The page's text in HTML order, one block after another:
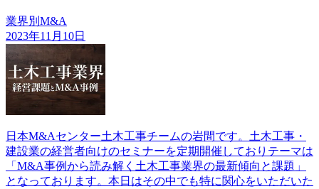
業界別M&A
2023年11月10日
日本M&Aセンター土木工事チームの岩間です。土木工事・
建設業の経営者向けのセミナーを定期開催しておりテーマは
「M&A事例から読み解く土木工事業界の最新傾向と課題」
となっております。本日はその中でも特に関心をいただいた